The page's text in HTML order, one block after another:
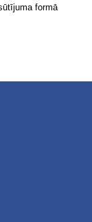
formā